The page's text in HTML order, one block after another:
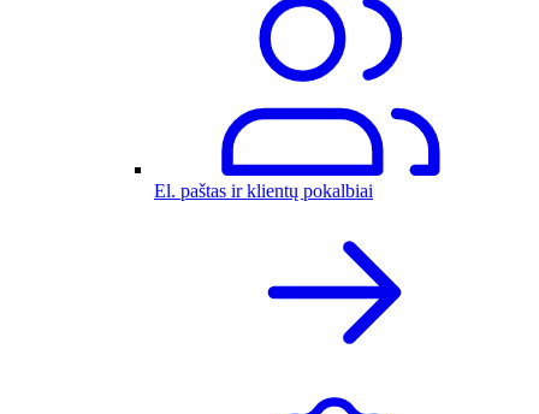
El. paštas ir klientų pokalbiai